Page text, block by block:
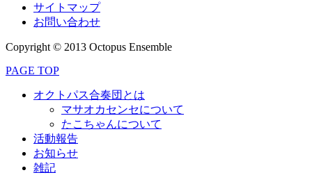
サイトマップ
お問い合わせ
Copyright © 2013 Octopus Ensemble
PAGE TOP
オクトパス合奏団とは
マサオカセンセについて
たこちゃんについて
活動報告
お知らせ
雑記